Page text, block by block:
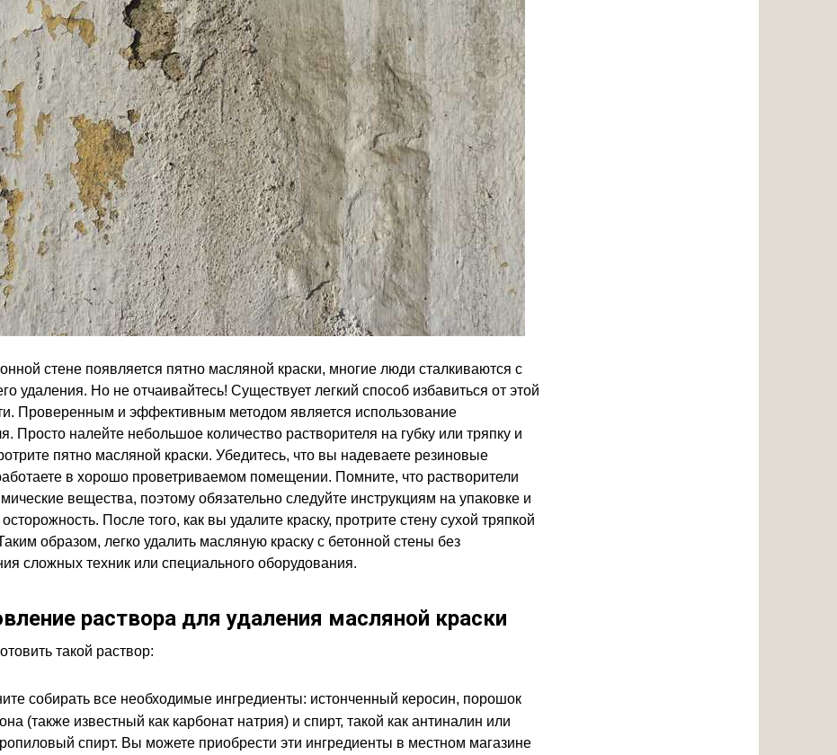
стене появляется пятно масляной краски, многие люди сталкиваются с
удаления. Но не отчаивайтесь! Существует легкий способ избавиться от этой
Проверенным и эффективным методом является использование
Просто налейте небольшое количество растворителя на губку или тряпку и
пятно масляной краски. Убедитесь, что вы надеваете резиновые
в хорошо проветриваемом помещении. Помните, что растворители
вещества, поэтому обязательно следуйте инструкциям на упаковке и
После того, как вы удалите краску, протрите стену сухой тряпкой
образом, легко удалить масляную краску с бетонной стены без
сложных техник или специального оборудования.
раствора для удаления масляной краски
такой раствор:
собирать все необходимые ингредиенты: истонченный керосин, порошок
(также известный как карбонат натрия) и спирт, такой как антиналин или
спирт. Вы можете приобрести эти ингредиенты в местном магазине